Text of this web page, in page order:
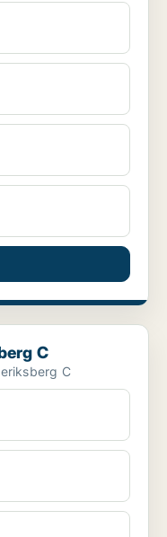
C
C